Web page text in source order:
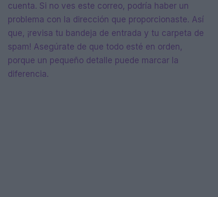
cuenta. Si no ves este correo, podría haber un
problema con la dirección que proporcionaste. Así
que, ¡revisa tu bandeja de entrada y tu carpeta de
spam! Asegúrate de que todo esté en orden,
porque un pequeño detalle puede marcar la
diferencia.